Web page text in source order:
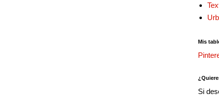
Mis
Si